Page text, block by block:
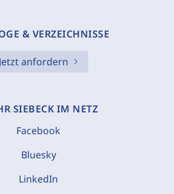
& VERZEICHNISSE
Jetzt anfordern
SIEBECK IM NETZ
Facebook
Bluesky
LinkedIn